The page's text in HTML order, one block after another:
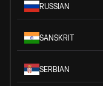
RUSSIAN
SANSKRIT
SERBIAN